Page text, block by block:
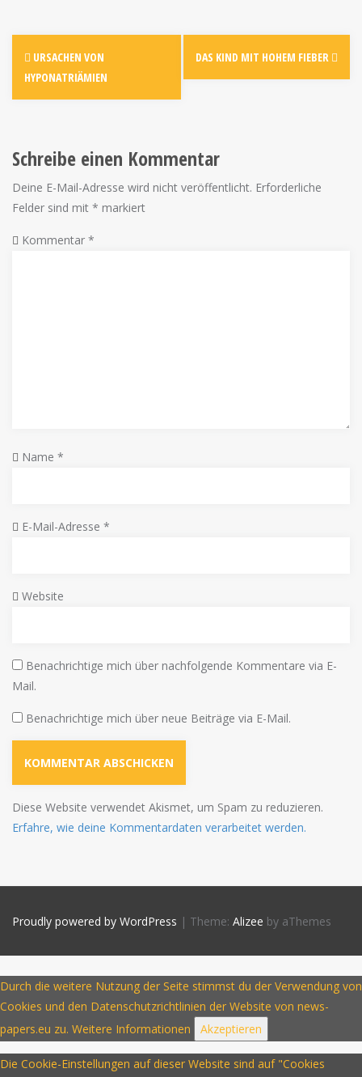
URSACHEN VON
HYPONATRIÄMIEN
DAS KIND MIT HOHEM FIEBER
Schreibe einen Kommentar
Deine E-Mail-Adresse wird nicht veröffentlicht. Erforderliche
Felder sind mit * markiert
Kommentar *
Name *
E-Mail-Adresse *
Website
Benachrichtige mich über nachfolgende Kommentare via E-
Mail.
Benachrichtige mich über neue Beiträge via E-Mail.
Diese Website verwendet Akismet, um Spam zu reduzieren.
Erfahre, wie deine Kommentardaten verarbeitet werden.
Proudly powered by WordPress | Theme: Alizee by aThemes
Durch die weitere Nutzung der Seite stimmst du der Verwendung von
Cookies und den Datenschutzrichtlinien der Website von news-
papers.eu zu. Weitere Informationen Akzeptieren
Die Cookie-Einstellungen auf dieser Website sind auf "Cookies